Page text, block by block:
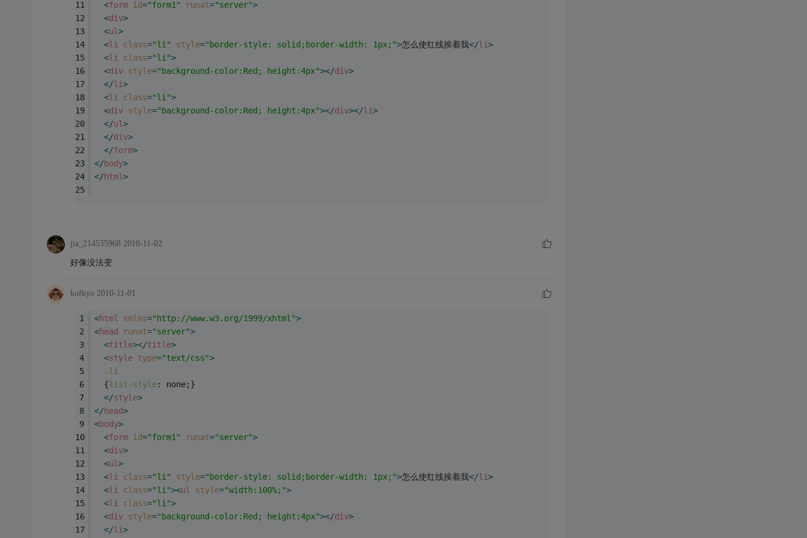
<form id="form1" runat="server">
<div>
<ul >
<li class="li" style="border-style: solid;border-width: 1px;">怎么使红线挨着我</li>
<li class="li">
<div style="background-color:Red; height:4px"></div>
</li>
<li class="li">
<div style="background-color:Red; height:4px"></div></li>
</ul >
</div>
</form>
</body>
</html >
jia_214535968 2010-11-02
好像没法变
kofkyo 2010-11-01
<html xmlns="http://www.w3.org/1999/xhtml">
<head runat="server">
<title></title>
<style type="text/css">
.li
  {
list-style: none;}
</style>
</head>
<body>
<form id="form1" runat="server">
<div>
<ul >
<li class="li" style="border-style: solid;border-width: 1px;">怎么使红线挨着我</li>
<li class="li"><ul style="width:100%;">
<li class="li">
<div style="background-color:Red; height:4px"></div>
</li>